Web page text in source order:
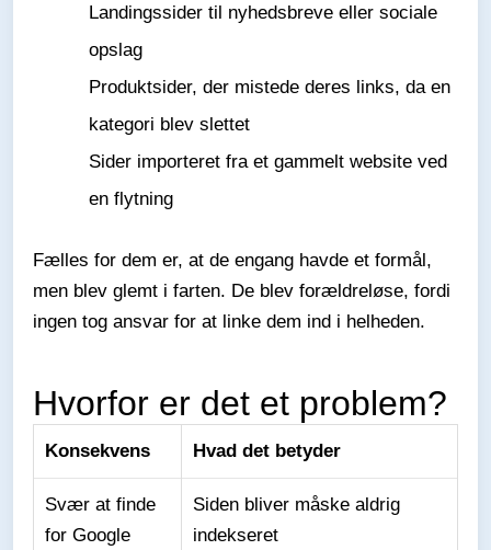
Landingssider til nyhedsbreve eller sociale
opslag
Produktsider, der mistede deres links, da en
kategori blev slettet
Sider importeret fra et gammelt website ved
en flytning
Fælles for dem er, at de engang havde et formål,
men blev glemt i farten. De blev forældreløse, fordi
ingen tog ansvar for at linke dem ind i helheden.
Hvorfor er det et problem?
Konsekvens Hvad det betyder
Svær at finde
for Google
Siden bliver måske aldrig
indekseret